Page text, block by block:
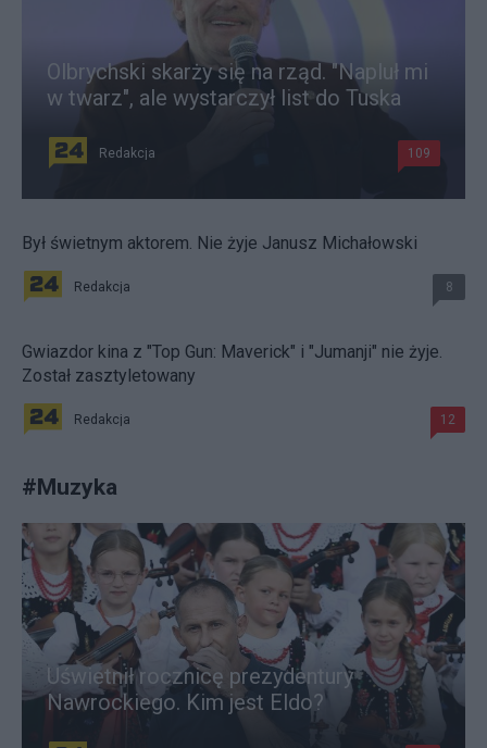
Olbrychski skarży się na rząd. "Napluł mi
w twarz", ale wystarczył list do Tuska
Redakcja 109
Był świetnym aktorem. Nie żyje Janusz Michałowski
Redakcja 8
Gwiazdor kina z "Top Gun: Maverick" i "Jumanji" nie żyje.
Został zasztyletowany
Redakcja 12
#Muzyka
Uświetnił rocznicę prezydentury
Nawrockiego. Kim jest Eldo?